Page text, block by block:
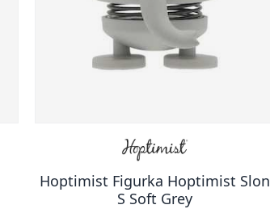
Hoptimist Figurka Hoptimist Slon
S Soft Grey